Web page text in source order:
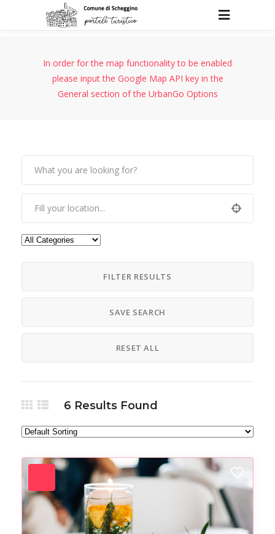
In order for the map functionality to be enabled
please input the Google Map API key in the
General section of the UrbanGo Options
FILTER RESULTS
SAVE SEARCH
RESET ALL
6 Results Found